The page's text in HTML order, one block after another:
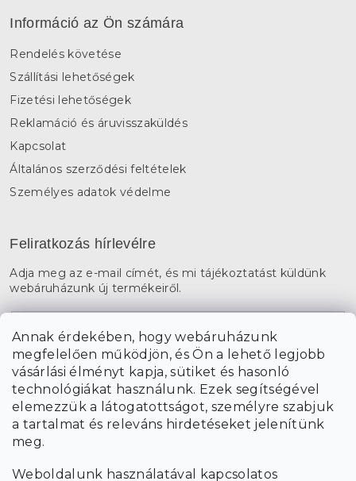
Annak érdekében, hogy webáruházunk
megfelelően működjön, és Ön a lehető legjobb
vásárlási élményt kapja, sütiket és hasonló
technológiákat használunk. Ezek segítségével
elemezzük a látogatottságot, személyre szabjuk
a tartalmat és releváns hirdetéseket jelenítünk
meg.
Weboldalunk használatával kapcsolatos
Információ az Ön számára
Rendelés követése
Szállítási lehetőségek
Fizetési lehetőségek
Reklamáció és áruvisszaküldés
Kapcsolat
Általános szerződési feltételek
Személyes adatok védelme
Feliratkozás hírlevélre
Adja meg az e-mail címét, és mi tájékoztatást küldünk
webáruházunk új termékeiről.
A hírlevelekre való feliratkozással egyetérteka személyes
adatok feldolgozásával.
FELIRATKOZÁS